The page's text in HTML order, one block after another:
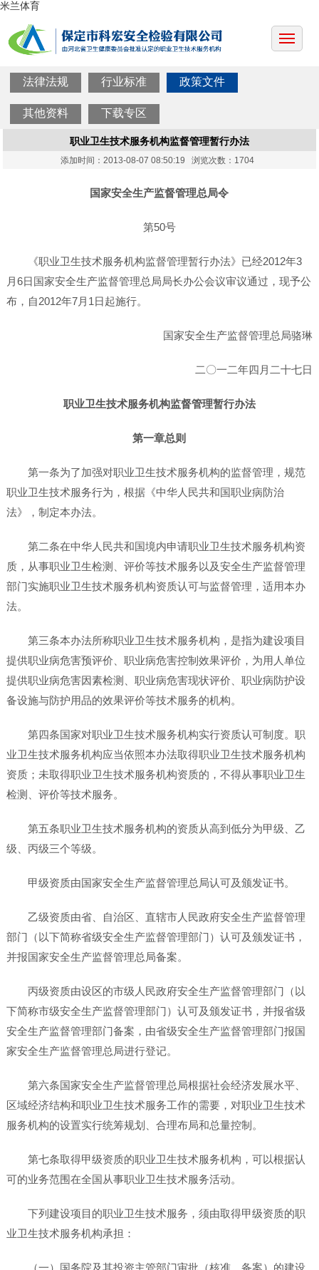
米兰体育
法律法规 行业标准 政策文件
其他资料 下载专区
职业卫生技术服务机构监督管理暂行办法
添加时间：2013-08-07 08:50:19 浏览次数：1704
国家安全生产监督管理总局令
第50号
《职业卫生技术服务机构监督管理暂行办法》已经2012年3
月6日国家安全生产监督管理总局局长办公会议审议通过，现予公
布，自2012年7月1日起施行。
国家安全生产监督管理总局骆琳
二〇一二年四月二十七日
职业卫生技术服务机构监督管理暂行办法
第一章总则
第一条为了加强对职业卫生技术服务机构的监督管理，规范
职业卫生技术服务行为，根据《中华人民共和国职业病防治
法》，制定本办法。
第二条在中华人民共和国境内申请职业卫生技术服务机构资
质，从事职业卫生检测、评价等技术服务以及安全生产监督管理
部门实施职业卫生技术服务机构资质认可与监督管理，适用本办
法。
第三条本办法所称职业卫生技术服务机构，是指为建设项目
提供职业病危害预评价、职业病危害控制效果评价，为用人单位
提供职业病危害因素检测、职业病危害现状评价、职业病防护设
备设施与防护用品的效果评价等技术服务的机构。
第四条国家对职业卫生技术服务机构实行资质认可制度。职
业卫生技术服务机构应当依照本办法取得职业卫生技术服务机构
资质；未取得职业卫生技术服务机构资质的，不得从事职业卫生
检测、评价等技术服务。
第五条职业卫生技术服务机构的资质从高到低分为甲级、乙
级、丙级三个等级。
甲级资质由国家安全生产监督管理总局认可及颁发证书。
乙级资质由省、自治区、直辖市人民政府安全生产监督管理
部门（以下简称省级安全生产监督管理部门）认可及颁发证书，
并报国家安全生产监督管理总局备案。
丙级资质由设区的市级人民政府安全生产监督管理部门（以
下简称市级安全生产监督管理部门）认可及颁发证书，并报省级
安全生产监督管理部门备案，由省级安全生产监督管理部门报国
家安全生产监督管理总局进行登记。
第六条国家安全生产监督管理总局根据社会经济发展水平、
区域经济结构和职业卫生技术服务工作的需要，对职业卫生技术
服务机构的设置实行统筹规划、合理布局和总量控制。
第七条取得甲级资质的职业卫生技术服务机构，可以根据认
可的业务范围在全国从事职业卫生技术服务活动。
下列建设项目的职业卫生技术服务，须由取得甲级资质的职
业卫生技术服务机构承担：